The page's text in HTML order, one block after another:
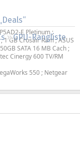
GPU-Rangliste
E Pletinum ;
1 GB Crosair Ram ; ASUS
SATA 16 MB Cach ;
Cinergy 600 TV/RM
550 ; Netgear